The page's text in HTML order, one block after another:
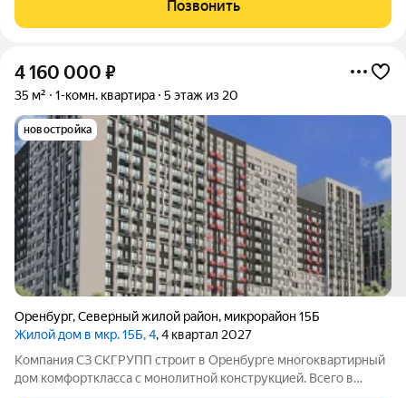
Позвонить
4 160 000 ₽
35 м² 1-комн. квартира 5 этаж из 20
новостройка
Оренбург,Северный жилой район, микрорайон 15Б
Жилой дом в мкр. 15Б, 4, 4 квартал 2027
Компания СЗ СКГРУПП строит в Оренбурге многоквартирный
дом комфорткласса с монолитной конструкцией. Всего в